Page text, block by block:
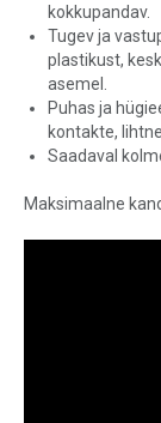
kokkupandav.
Tugev ja
plastikust,
asemel.
Puhas ja
kontakte,
Saadaval
Maksimaalne